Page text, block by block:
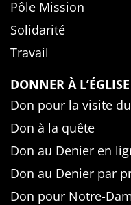
Pôle Mission
Solidarité
Travail
DONNER À L’ÉGLISE
Don pour la visite
Don à la quête
Don au Denier en
Don au Denier par
Don pour Notre-